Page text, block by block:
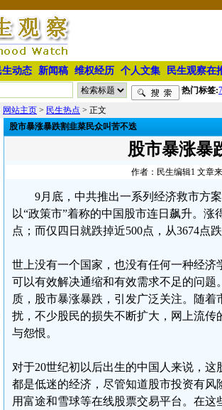
生动态 新闻稿 维权经历 个人文集 民生观察在
热门标签:
网站主页 > 民生热点 > 正文
股市暴涨暴跌割韭菜民众叫苦不迭
股市暴涨暴
作者：民生编辑1 文章
9月底，中共推出一系列经济救市方
以“政策市”着称的中国股市连日飙升。
点；而仅四日就跌掉近500点，从3674点跌
世上没有一个国家，也没有任何一种经
可以有效解决通缩和有效需求不足的问
质，股市暴涨暴跌，引发广泛关注。随
扰，不少股民的损失不断扩大，网上流
与怨恨。
对于20世纪初以后出生的中国人来说，
都是低迷的经济，尽管知道股市投资有风
用富途和雪球等在线股票交易平台。在